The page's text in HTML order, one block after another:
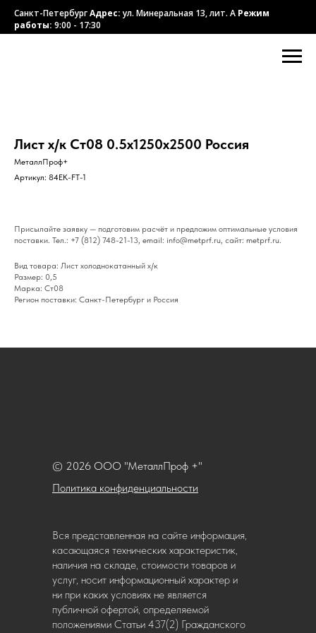
Санкт-ПетербургАдрес:ул. Минеральная 13, лит. А Режим
работы: 9:00 - 17:30
Лист х/к Ст08 0.5х1250х2500 Россия
МеталлПроф+
Артикул: 84EK-FT-1
Присылайте заявку — подготовим расчёт и предложим оптимальные условия
поставки. Тел.: +7 (812) 748-21-13, email: info@metprf.ru, сайт: metprf.ru.
Вид товара: Лист холоднокатанный х/к
Размер: 0,5
Марка: Ст08
Регион поставки: Санкт-Петербург и Россия
Политика конфиденциальности
© 2026 ООО "МеталлПроф +"
Вся представленная на сайте информация,
касающаяся технических характеристик,
наличия на складе, стоимости товаров и
услуг, носит информационный характер и
ни при каких условиях не является
публичной офертой, определяемой
положениями Статьи 437(2) Гражданского